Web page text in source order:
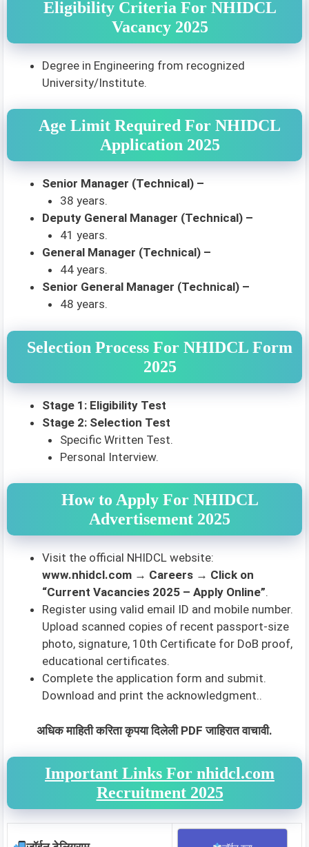
Eligibility Criteria For NHIDCL
Vacancy 2025
Degree in Engineering from recognized
University/Institute.
Age Limit Required For NHIDCL
Application 2025
Senior Manager (Technical) –
38 years.
Deputy General Manager (Technical) –
41 years.
General Manager (Technical) –
44 years.
Senior General Manager (Technical) –
48 years.
Selection Process For NHIDCL Form
2025
Stage 1: Eligibility Test
Stage 2: Selection Test
Specific Written Test.
Personal Interview.
How to Apply For NHIDCL
Advertisement 2025
Visit the official NHIDCL website:
www.nhidcl.com → Careers → Click on
“Current Vacancies 2025 – Apply Online”.
Register using valid email ID and mobile number.
Upload scanned copies of recent passport-size
photo, signature, 10th Certificate for DoB proof,
educational certificates.
Complete the application form and submit.
Download and print the acknowledgment..
अधिक माहिती करिता कृपया दिलेली PDF जाहिरात वाचावी.
Important Links For nhidcl.com
Recruitment 2025